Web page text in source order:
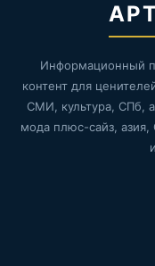
Информационный
контент для
СМИ, культура, СПб,
мода плюс-сайз,